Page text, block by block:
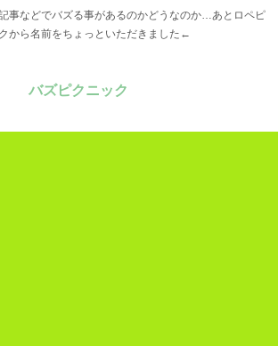
事などでバズる事があるのかどうなのか…あとロペピ
から名前をちょっといただきました←
バズピクニック